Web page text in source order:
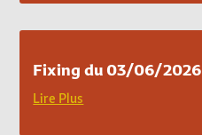
Fixing du 03/06/2026
Lire Plus